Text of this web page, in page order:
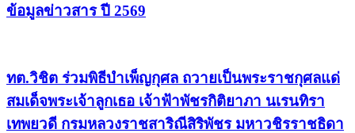
ข้อมูลข่าวสาร ปี 2569
ทต.วิชิต ร่วมพิธีบำเพ็ญกุศล ถวายเป็นพระราชกุศลแด่
สมเด็จพระเจ้าลูกเธอ เจ้าฟ้าพัชรกิติยาภา นเรนทิรา
เทพยวดี กรมหลวงราชสาริณีสิริพัชร มหาวชิรราชธิดา